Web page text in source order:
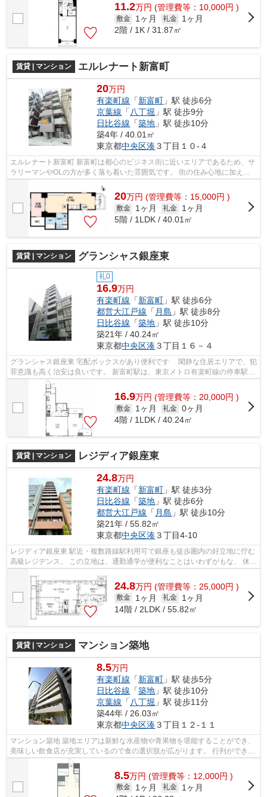
11.2万円 (管理費等：10,000円 )
敷金 1ヶ月 礼金
1ヶ月
2階 / 1K / 31.87㎡
賃貸 | マンション エルレナート新富町
20万円
有楽町線 「新富町 」駅 徒歩6分
京葉線 「 八丁堀 」駅 徒歩9分
日比谷線 「築地 」駅 徒歩10分
築4年 / 40.01㎡
東京都中央区湊３丁目１０-４
エルレナート新富町 新富町は都心のビジネス街に近いエリアであるため、サ
ラリーマンやOLの方が多く落ち着いた雰囲気です。 街の住み心地に加え、
通勤や休日の遊び、どちらにも高い...
20万円 (管理費等：15,000円 )
敷金 1ヶ月 礼金
1ヶ月
5階 / 1LDK / 40.01㎡
賃貸 | マンション グランシャス銀座東
礼0
16.9万円
有楽町線 「新富町 」駅 徒歩6分
都営大江戸線 「 月島 」駅 徒歩8分
日比谷線 「築地 」駅 徒歩10分
築21年 / 40.24㎡
東京都中央区湊３丁目１６－４
グランシャス銀座東 宅配ボックスがあり便利です 閑静な住居エリアで、犯
罪意識も高く治安は良いです。 新富町駅は、東京メトロ有楽町線の停車駅に
なり、徒歩圏内の有楽町駅から山...
16.9万円 (管理費等：20,000円 )
敷金 1ヶ月 礼金 0ヶ月
4階 / 1LDK / 40.24㎡
賃貸 | マンション レジディア銀座東
24.8万円
有楽町線 「新富町 」駅 徒歩3分
日比谷線 「築地 」駅 徒歩6分
都営大江戸線 「 月島 」駅 徒歩10分
築21年 / 55.82㎡
東京都中央区湊３丁目4-10
レジディア銀座東 駅近・複数路線駅利用可で銀座も徒歩圏内の好立地に佇む
高級レジデンス。 この立地は、通勤通学が便利なことはいわずがもな、 休日
24.8万円 (管理費等：25,000円 )
敷金 1ヶ月 礼金
1ヶ月
14階 / 2LDK / 55.82㎡
賃貸 | マンション マンション築地
8.5万円
有楽町線 「新富町 」駅 徒歩5分
日比谷線 「築地 」駅 徒歩10分
京葉線 「 八丁堀 」駅 徒歩11分
築44年 / 26.03㎡
東京都中央区湊３丁目１２-１１
マンション築地 築地エリアは新鮮な水産物や青果物を堪能することができ、
美味しい飲食店が充実しているので食の選択肢が広がります。 行列ができる
ことで有名なお店はいくつもあり...
8.5万円 (管理費等：12,000円 )
敷金 1ヶ月 礼金
1ヶ月